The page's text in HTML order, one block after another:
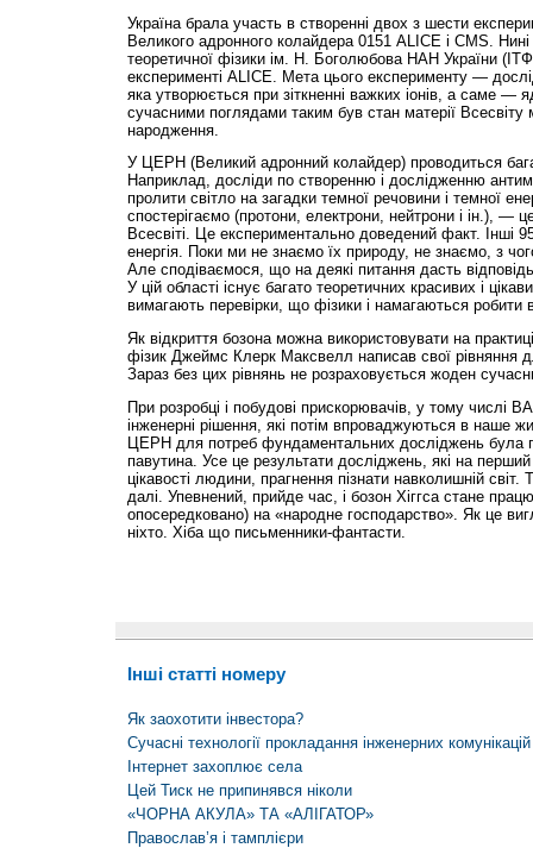
Україна брала участь в створенні двох з шести
Великого адронного колайдера 0151 ALICE і CMS. Нині
теоретичної фізики ім. Н. Боголюбова НАН України
експерименті ALICE. Мета цього експерименту —
яка утворюється при зіткненні важких іонів, а саме —
сучасними поглядами таким був стан матерії Всесвіту
народження.
У ЦЕРН (Великий адронний колайдер) проводиться
Наприклад, досліди по створенню і дослідженню
пролити світло на загадки темної речовини і темної
спостерігаємо (протони, електрони, нейтрони і ін.), —
Всесвіті. Це експериментально доведений факт. Інші
енергія. Поки ми не знаємо їх природу, не знаємо, з
Але сподіваємося, що на деякі питання дасть
У цій області існує багато теоретичних красивих і
вимагають перевірки, що фізики і намагаються
Як відкриття бозона можна використовувати на
фізик Джеймс Клерк Максвелл написав свої рівняння
Зараз без цих рівнянь не розраховується жоден
При розробці і побудові прискорювачів, у тому числі
інженерні рішення, які потім впроваджуються в наше
ЦЕРН для потреб фундаментальних досліджень була
павутина. Усе це результати досліджень, які на
цікавості людини, прагнення пізнати навколишній
далі. Упевнений, прийде час, і бозон Хіггса стане
опосередковано) на «народне господарство». Як це
ніхто. Хіба що письменники-фантасти.
Інші статті номеру
Як заохотити інвестора?
Сучасні технології прокладання інженерних комунікацій
Інтернет захоплює села
Цей Тиск не припинявся ніколи
«ЧОРНА АКУЛА» ТА «АЛІГАТОР»
Православ’я і тамплієри